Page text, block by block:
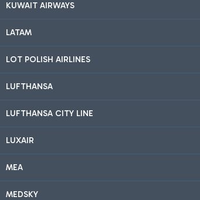
KUWAIT AIRWAYS
LATAM
LOT POLISH AIRLINES
LUFTHANSA
LUFTHANSA CITY LINE
LUXAIR
MEA
MEDSKY